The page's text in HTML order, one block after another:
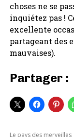
choses ne se
inquiétez pas !
excellente
partageant des
mauvaises).
Partager :
Le pays des merveilles